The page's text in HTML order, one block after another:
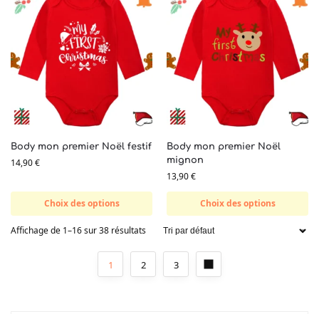
Body mon premier Noël festif
14,90€
Choix des options
Body mon premier Noël
mignon
13,90€
Choix des options
Affichage de 1–16 sur 38 résultats
1 2 3